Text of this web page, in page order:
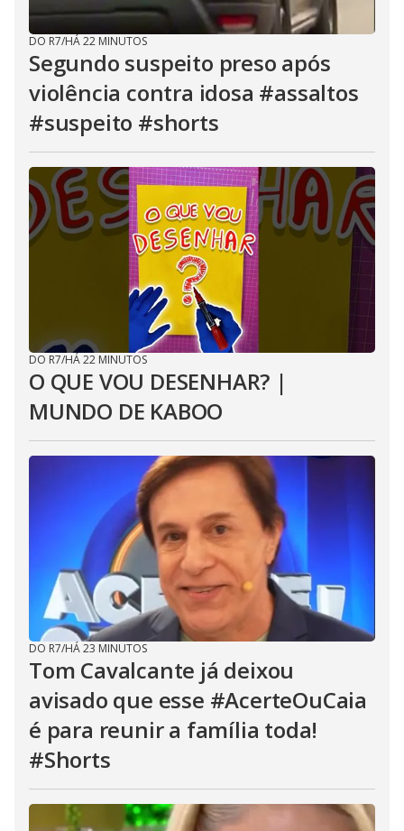
DO R7/HÁ 22 MINUTOS
Segundo suspeito preso após
violência contra idosa #assaltos
#suspeito #shorts
DO R7/HÁ 22 MINUTOS
O QUE VOU DESENHAR? |
MUNDO DE KABOO
DO R7/HÁ 23 MINUTOS
Tom Cavalcante já deixou
avisado que esse #AcerteOuCaia
é para reunir a família toda!
#Shorts